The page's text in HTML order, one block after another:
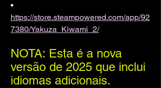
•
https://store.steampowered.com/app/92
7380/Yakuza_Kiwami_2/
NOTA: Esta é a nova
versão de 2025 que inclui
idiomas adicionais.